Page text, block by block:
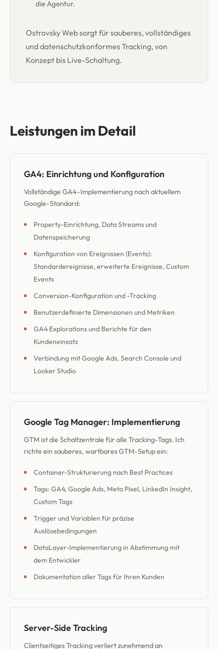
die Agentur.
Ostrovsky Web sorgt für sauberes, vollständiges
und datenschutzkonformes Tracking, von
Konzept bis Live-Schaltung.
Leistungen im Detail
GA4: Einrichtung und Konfiguration
Vollständige GA4-Implementierung nach aktuellem
Google-Standard:
Property-Einrichtung, Data Streams und
Datenspeicherung
Konfiguration von Ereignissen (Events):
Standardereignisse, erweiterte Ereignisse, Custom
Events
Conversion-Konfiguration und -Tracking
Benutzerdefinierte Dimensionen und Metriken
GA4 Explorations und Berichte für den
Kundeneinsatz
Verbindung mit Google Ads, Search Console und
Looker Studio
Google Tag Manager: Implementierung
GTM ist die Schaltzentrale für alle Tracking-Tags. Ich
richte ein sauberes, wartbares GTM-Setup ein:
Container-Strukturierung nach Best Practices
Tags: GA4, Google Ads, Meta Pixel, LinkedIn Insight,
Custom Tags
Trigger und Variablen für präzise
Auslösebedingungen
DataLayer-Implementierung in Abstimmung mit
dem Entwickler
Dokumentation aller Tags für Ihren Kunden
Server-Side Tracking
Clientseitiges Tracking verliert zunehmend an